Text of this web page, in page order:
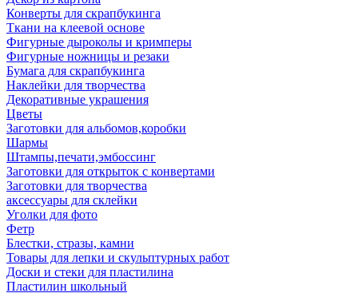
Конверты для скрапбукинга
Ткани на клеевой основе
Фигурные дыроколы и кримперы
Фигурные ножницы и резаки
Бумага для скрапбукинга
Наклейки для творчества
Декоративные украшения
Цветы
Заготовки для альбомов,коробки
Шармы
Штампы,печати,эмбоссинг
Заготовки для открыток с конвертами
Заготовки для творчества
аксессуары для склейки
Уголки для фото
Фетр
Блестки, стразы, камни
Товары для лепки и скульптурных работ
Доски и стеки для пластилина
Пластилин школьный